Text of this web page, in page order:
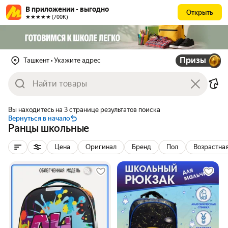
В приложении - выгодно
★★★★★ (700К)
Открыть
Ташкент • Укажите адрес Призы
Вы находитесь на 3 странице результатов поиска
Вернуться в начало
Ранцы школьные
Цена Оригинал Бренд Пол